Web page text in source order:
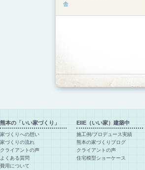
舎
熊本の「いい家づくり」
家づくりへの想い
家づくりの流れ
クライアントの声
よくある質問
費用について
EIIE（いい家）建築中
施工例/プロデュース実績
熊本の家づくりブログ
クライアントの声
住宅模型ショーケース